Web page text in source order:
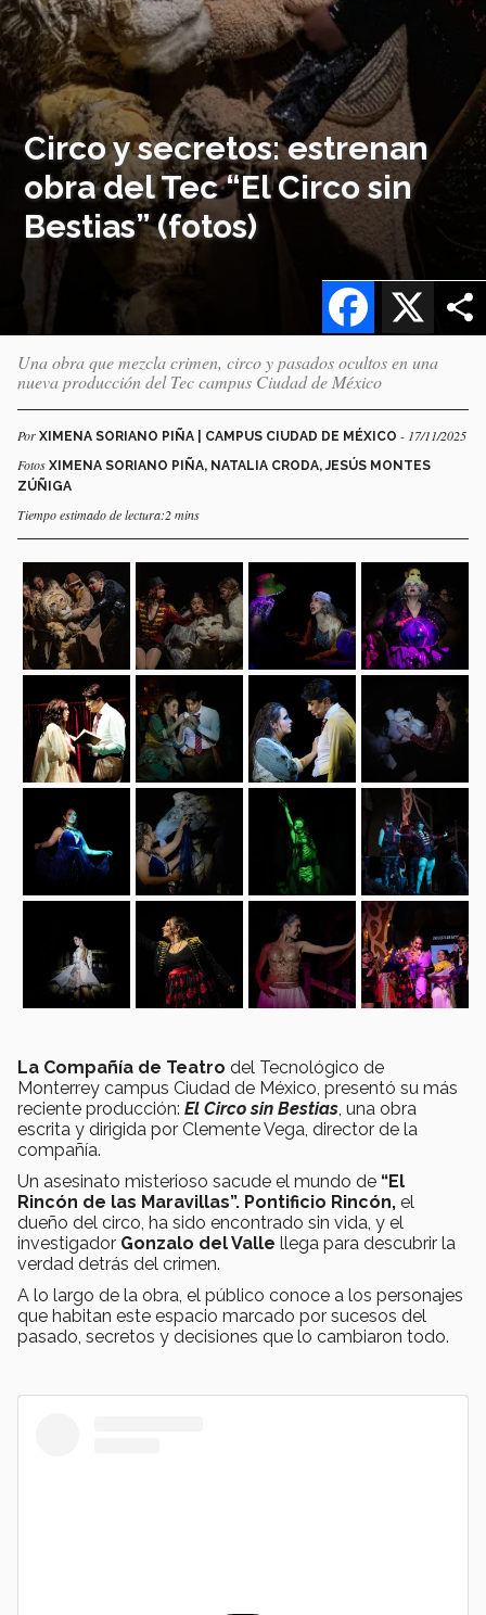
Circo y secretos: estrenan
obra del Tec “El Circo sin
Bestias” (fotos)
X
Facebook
Una obra que mezcla crimen, circo y pasados ocultos en una
nueva producción del Tec campus Ciudad de México
Por XIMENA SORIANO PIÑA | CAMPUS CIUDAD DE MÉXICO - 17/11/2025
Fotos XIMENA SORIANO PIÑA, NATALIA CRODA, JESÚS MONTES
ZÚÑIGA
Tiempo estimado de lectura:2 mins
La Compañía de Teatro del Tecnológico de
Monterrey campus Ciudad de México, presentó su más
reciente producción: El Circo sin Bestias , una obra
escrita y dirigida por Clemente Vega, director de la
compañía.
Un asesinato misterioso sacude el mundo de “El
Rincón de las Maravillas”. Pontificio Rincón, el
dueño del circo, ha sido encontrado sin vida, y el
investigador Gonzalo del Valle llega para descubrir la
verdad detrás del crimen.
A lo largo de la obra, el público conoce a los personajes
que habitan este espacio marcado por sucesos del
pasado, secretos y decisiones que lo cambiaron todo.